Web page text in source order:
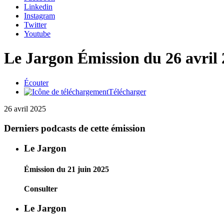
Linkedin
Instagram
Twitter
Youtube
Le Jargon Émission du 26 avril
Écouter
Télécharger
26 avril 2025
Derniers podcasts de cette émission
Le Jargon
Émission du 21 juin 2025
Consulter
Le Jargon